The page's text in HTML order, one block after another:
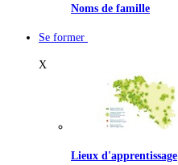
Noms de famille
Se former
X
Lieux d'apprentissage